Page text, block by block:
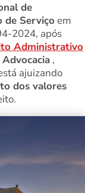
de
de Serviço em
2024, após
Administrativo
,
ajuizando
dos valores